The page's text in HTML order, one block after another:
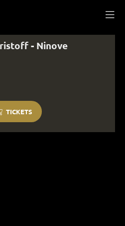
- Ninove
TICKETS